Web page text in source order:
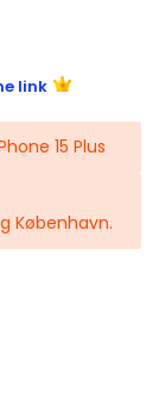
link
15 Plus
København.